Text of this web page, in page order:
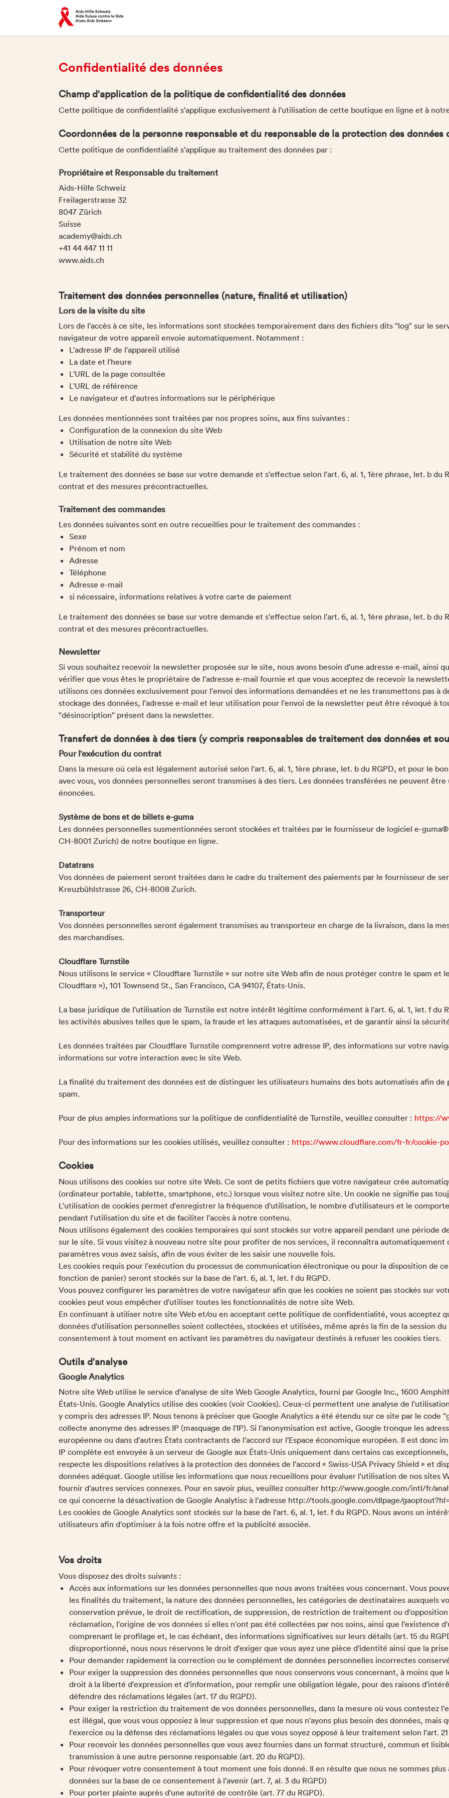
Confidentialité des données
Champ d'application de la politique de confidentialité des données
Cette politique de confidentialité s'applique exclusivement à l'utilisation de cette boutique en ligne et à
Coordonnées de la personne responsable et du responsable de la protection des données
Cette politique de confidentialité s'applique au traitement des données par :
Propriétaire et Responsable du traitement
Aids-Hilfe Schweiz
Freilagerstrasse 32
8047 Zürich
Suisse
academy@aids.ch
+41 44 447 11 11
www.aids.ch
Traitement des données personnelles (nature, finalité et utilisation)
Lors de la visite du site
Lors de l'accès à ce site, les informations sont stockées temporairement dans des fichiers dits "log" sur le
navigateur de votre appareil envoie automatiquement. Notamment :
L'adresse IP de l'appareil utilisé
La date et l'heure
L'URL de la page consultée
L'URL de référence
Le navigateur et d'autres informations sur le périphérique
Les données mentionnées sont traitées par nos propres soins, aux fins suivantes :
Configuration de la connexion du site Web
Utilisation de notre site Web
Sécurité et stabilité du système
Le traitement des données se base sur votre demande et s'effectue selon l'art. 6, al. 1, 1ère phrase, let. b du
contrat et des mesures précontractuelles.
Traitement des commandes
Les données suivantes sont en outre recueillies pour le traitement des commandes :
Sexe
Prénom et nom
Adresse
Téléphone
Adresse e-mail
si nécessaire, informations relatives à votre carte de paiement
Le traitement des données se base sur votre demande et s'effectue selon l'art. 6, al. 1, 1ère phrase, let. b du
contrat et des mesures précontractuelles.
Newsletter
Si vous souhaitez recevoir la newsletter proposée sur le site, nous avons besoin d'une adresse e-mail, ainsi
vérifier que vous êtes le propriétaire de l'adresse e-mail fournie et que vous acceptez de recevoir la
utilisons ces données exclusivement pour l'envoi des informations demandées et ne les transmettons pas à
stockage des données, l'adresse e-mail et leur utilisation pour l'envoi de la newsletter peut être révoqué à
"désinscription" présent dans la newsletter.
Transfert de données à des tiers (y compris responsables de traitement des données et
Pour l'exécution du contrat
Dans la mesure où cela est légalement autorisé selon l'art. 6, al. 1, 1ère phrase, let. b du RGPD, et pour le
avec vous, vos données personnelles seront transmises à des tiers. Les données transférées ne peuvent
énoncées.
Système de bons et de billets e-guma
Les données personnelles susmentionnées seront stockées et traitées par le fournisseur de logiciel e-
CH-8001 Zurich) de notre boutique en ligne.
Datatrans
Vos données de paiement seront traitées dans le cadre du traitement des paiements par le fournisseur de
Kreuzbühlstrasse 26, CH-8008 Zurich.
Transporteur
Vos données personnelles seront également transmises au transporteur en charge de la livraison, dans la
des marchandises.
Cloudflare Turnstile
Nous utilisons le service « Cloudflare Turnstile » sur notre site Web afin de nous protéger contre le spam et
Cloudflare »), 101 Townsend St., San Francisco, CA 94107, États-Unis.
La base juridique de l'utilisation de Turnstile est notre intérêt légitime conformément à l'art. 6, al. 1, let. f du
les activités abusives telles que le spam, la fraude et les attaques automatisées, et de garantir ainsi la
Les données traitées par Cloudflare Turnstile comprennent votre adresse IP, des informations sur votre
informations sur votre interaction avec le site Web.
La finalité du traitement des données est de distinguer les utilisateurs humains des bots automatisés afin
spam.
Pour de plus amples informations sur la politique de confidentialité de Turnstile, veuillez consulter : https://
Pour des informations sur les cookies utilisés, veuillez consulter : https://www.cloudflare.com/fr-fr/cookie-
Cookies
Nous utilisons des cookies sur notre site Web. Ce sont de petits fichiers que votre navigateur crée
(ordinateur portable, tablette, smartphone, etc.) lorsque vous visitez notre site. Un cookie ne signifie pas
L'utilisation de cookies permet d'enregistrer la fréquence d'utilisation, le nombre d'utilisateurs et le
pendant l'utilisation du site et de faciliter l'accès à notre contenu.
Nous utilisons également des cookies temporaires qui sont stockés sur votre appareil pendant une période
sur le site. Si vous visitez à nouveau notre site pour profiter de nos services, il reconnaîtra
paramètres vous avez saisis, afin de vous éviter de les saisir une nouvelle fois.
Les cookies requis pour l'exécution du processus de communication électronique ou pour la disposition de
fonction de panier) seront stockés sur la base de l'art. 6, al. 1, let. f du RGPD.
Vous pouvez configurer les paramètres de votre navigateur afin que les cookies ne soient pas stockés sur
cookies peut vous empêcher d'utiliser toutes les fonctionnalités de notre site Web.
En continuant à utiliser notre site Web et/ou en acceptant cette politique de confidentialité, vous acceptez
données d'utilisation personnelles soient collectées, stockées et utilisées, même après la fin de la session
consentement à tout moment en activant les paramètres du navigateur destinés à refuser les cookies tiers.
Outils d'analyse
Google Analytics
Notre site Web utilise le service d'analyse de site Web Google Analytics, fourni par Google Inc., 1600
États-Unis. Google Analytics utilise des cookies (voir Cookies). Ceux-ci permettent une analyse de
y compris des adresses IP. Nous tenons à préciser que Google Analytics a été étendu sur ce site par le code
collecte anonyme des adresses IP (masquage de l'IP). Si l'anonymisation est active, Google tronque les
européenne ou dans d'autres États contractants de l'accord sur l'Espace économique européen. Il est donc
IP complète est envoyée à un serveur de Google aux États-Unis uniquement dans certains cas
respecte les dispositions relatives à la protection des données de l'accord « Swiss-USA Privacy Shield » et
données adéquat. Google utilise les informations que nous recueillons pour évaluer l'utilisation de nos sites
fournir d'autres services connexes. Pour en savoir plus, veuillez consulter http://www.google.com/intl/fr/
ce qui concerne la désactivation de Google Analytisc à l'adresse http://tools.google.com/dlpage/
Les cookies de Google Analytics sont stockés sur la base de l'art. 6, al. 1, let. f du RGPD. Nous avons un
utilisateurs afin d'optimiser à la fois notre offre et la publicité associée.
Vos droits
Vous disposez des droits suivants :
Accès aux informations sur les données personnelles que nous avons traitées vous concernant. Vous
les finalités du traitement, la nature des données personnelles, les catégories de destinataires auxquels
conservation prévue, le droit de rectification, de suppression, de restriction de traitement ou
réclamation, l'origine de vos données si elles n'ont pas été collectées par nos soins, ainsi que l'existence
comprenant le profilage et, le cas échéant, des informations significatives sur leurs détails (art. 15 du
disproportionné, nous nous réservons le droit d'exiger que vous ayez une pièce d'identité ainsi que la
Pour demander rapidement la correction ou le complément de données personnelles incorrectes
Pour exiger la suppression des données personnelles que nous conservons vous concernant, à moins
droit à la liberté d'expression et d'information, pour remplir une obligation légale, pour des raisons
défendre des réclamations légales (art. 17 du RGPD).
Pour exiger la restriction du traitement de vos données personnelles, dans la mesure où vous contestez
est illégal, que vous vous opposiez à leur suppression et que nous n'ayons plus besoin des données, mais
l'exercice ou la défense des réclamations légales ou que vous soyez opposé à leur traitement selon l'art. 21
Pour recevoir les données personnelles que vous avez fournies dans un format structuré, commun et
transmission à une autre personne responsable (art. 20 du RGPD).
Pour révoquer votre consentement à tout moment une fois donné. Il en résulte que nous ne sommes
données sur la base de ce consentement à l'avenir (art. 7, al. 3 du RGPD)
Pour porter plainte auprès d'une autorité de contrôle (art. 77 du RGPD).